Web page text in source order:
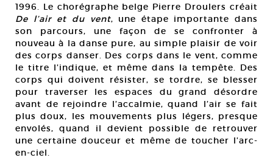
1996. Le chorégraphe belge Pierre Droulers créait
De l’air et du vent, une étape importante dans
son parcours, une façon de se confronter à
nouveau à la danse pure, au simple plaisir de voir
des corps danser. Des corps dans le vent, comme
le titre l’indique, et même dans la tempête. Des
corps qui doivent résister, se tordre, se blesser
pour traverser les espaces du grand désordre
avant de rejoindre l’accalmie, quand l’air se fait
plus doux, les mouvements plus légers, presque
envolés, quand il devient possible de retrouver
une certaine douceur et même de toucher l’arc-
en-ciel.